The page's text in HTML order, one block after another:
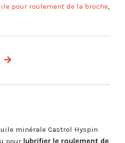
pour roulement de la broche,
minérale Castrol Hyspin
pour lubrifier le roulement de